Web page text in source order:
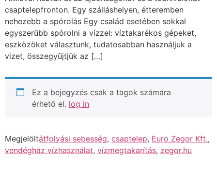
csaptelepfronton. Egy szálláshelyen, étteremben
nehezebb a spórolás Egy család esetében sokkal
egyszerűbb spórolni a vízzel: víztakarékos gépeket,
eszközöket választunk, tudatosabban használjuk a
vizet, összegyűjtjük az […]
Ez a bejegyzés csak a tagok számára
érhető el. log in
Megjelöltátfolyási sebesség, csaptelep, Euro Zegor Kft.,
vendégház vízhasználat, vízmegtakarítás, zegor.hu